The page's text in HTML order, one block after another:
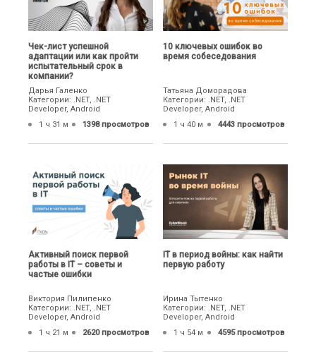
Чек-лист успешной
адаптации или как пройти
испытательный срок в
компании?
Дарья Галенко
Категории: .NET, .NET
Developer, Android
1 ч 31 м
1398 просмотров
10 ключевых ошибок во
время собеседования
Татьяна Доморадова
Категории: .NET, .NET
Developer, Android
1 ч 40 м
4443 просмотров
Активный поиск первой
работы в IT – советы и
частые ошибки
Виктория Пилипенко
Категории: .NET, .NET
Developer, Android
1 ч 21 м
2620 просмотров
IТ в период войны: как найти
первую работу
Ирина Тытенко
Категории: .NET, .NET
Developer, Android
1 ч 54 м
4595 просмотров